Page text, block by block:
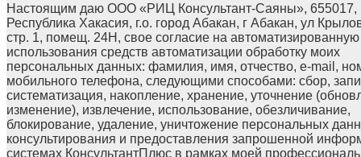
Настоящим даю ООО «РИЦ Консультант-Саяны», 655017,
Республика Хакасия, г.о. город Абакан, г Абакан, ул
стр. 1, помещ. 24Н, свое согласие на автоматизированную
использования средств автоматизации обработку моих
персональных данных: фамилия, имя, отчество, e-mail,
мобильного телефона, следующими способами: сбор,
систематизация, накопление, хранение, уточнение
изменение), извлечение, использование, обезличивание,
блокирование, удаление, уничтожение персональных
консультирования и предоставления запрошенной
системах КонсультантПлюс в рамках моей